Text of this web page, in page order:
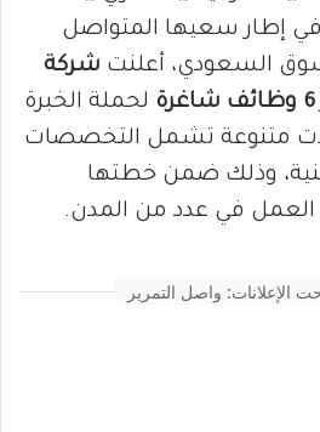
في إطار سعيها المتواصل
السعودي، أعلنت شركة
6 وظائف شاغرة
لحملة الخبرة
متنوعة تشمل التخصصات
وذلك ضمن خطتها
في عدد من المدن.
الإعلانات: واصل التمرير